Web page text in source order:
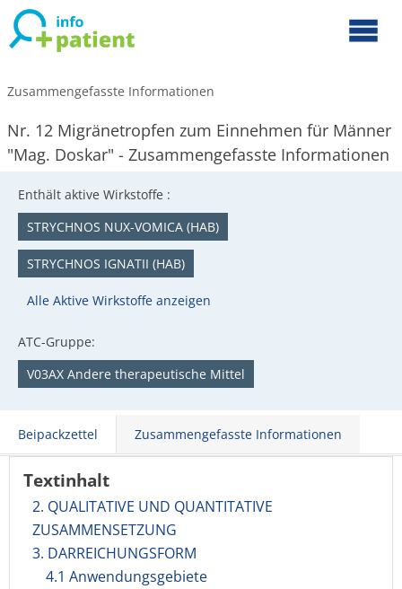
Zusammengefasste Informationen
Nr. 12 Migränetropfen zum Einnehmen für Männer
"Mag. Doskar" - Zusammengefasste Informationen
Enthält aktive Wirkstoffe :
STRYCHNOS NUX-VOMICA (HAB)
STRYCHNOS IGNATII (HAB)
Alle Aktive Wirkstoffe anzeigen
ATC-Gruppe:
V03AX Andere therapeutische Mittel
Beipackzettel Zusammengefasste Informationen
Textinhalt
2. QUALITATIVE UND QUANTITATIVE
ZUSAMMENSETZUNG
3. DARREICHUNGSFORM
4.1 Anwendungsgebiete